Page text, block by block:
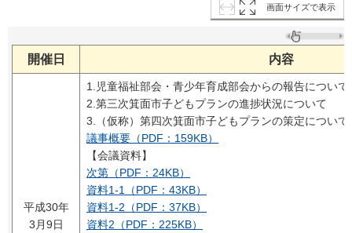
画面サイズで表示
開催日 内容
平成30年
3月9日
1.児童福祉部会・青少年育成部会からの報告について
2.第三次箕面市子どもプランの進捗状況について
3.（仮称）第四次箕面市子どもプランの策定について
議事概要（PDF：159KB）
【会議資料】
次第（PDF：24KB）
資料1-1（PDF：43KB）
資料1-2（PDF：37KB）
資料2（PDF：225KB）